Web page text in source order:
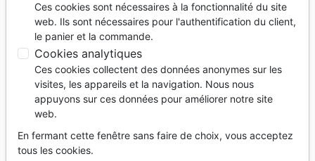
Accueil Auteurs Fisk Julie
Julie Fisk
Liste des produits par auteur
Filtrertune
15 à 18 ans Adolescents, jeunes
Ces cookies sont nécessaires à la fonctionnalité du site
web. Ils sont nécessaires pour l'authentification du client,
le panier et la commande.
Cookies analytiques
Ces cookies collectent des données anonymes sur les
visites, les appareils et la navigation. Nous nous
appuyons sur ces données pour améliorer notre site
web.
En fermant cette fenêtre sans faire de choix, vous acceptez
tous les cookies.